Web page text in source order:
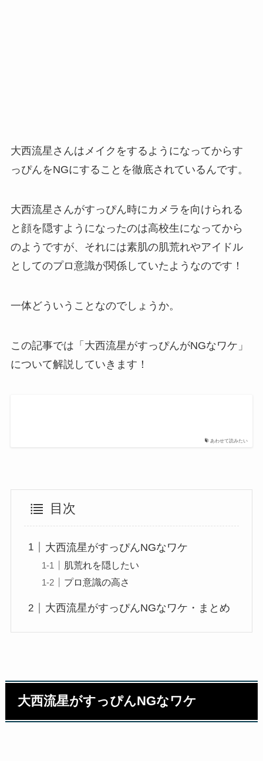
大西流星さんはメイクをするようになってからす
っぴんをNGにすることを徹底されているんです。
大西流星さんがすっぴん時にカメラを向けられる
と顔を隠すようになったのは高校生になってから
のようですが、それには素肌の肌荒れやアイドル
としてのプロ意識が関係していたようなのです！
一体どういうことなのでしょうか。
この記事では「大西流星がすっぴんがNGなワケ」
について解説していきます！
あわせて読みたい
目次
大西流星がすっぴんNGなワケ
肌荒れを隠したい
プロ意識の高さ
大西流星がすっぴんNGなワケ・まとめ
大西流星がすっぴんNGなワケ